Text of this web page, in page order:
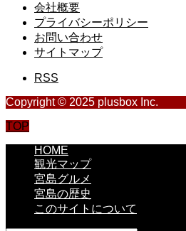
会社概要
プライバシーポリシー
お問い合わせ
サイトマップ
RSS
Copyright © 2025 plusbox Inc.
TOP
HOME
観光マップ
宮島グルメ
宮島の歴史
このサイトについて